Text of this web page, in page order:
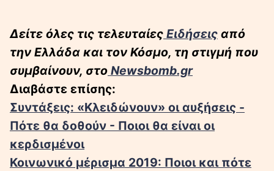
Δείτε όλες τις τελευταίες Ειδήσεις από
την Ελλάδα και τον Κόσμο, τη στιγμή που
συμβαίνουν, στο Newsbomb.gr
Διαβάστε επίσης:
Συντάξεις: «Κλειδώνουν» οι αυξήσεις -
Πότε θα δοθούν - Ποιοι θα είναι οι
κερδισμένοι
Κοινωνικό μέρισμα 2019: Ποιοι και πότε